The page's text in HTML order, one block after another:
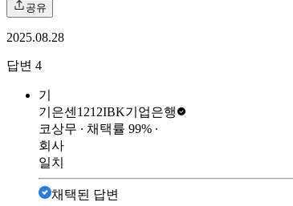
공유
2025.08.28
답변 4
기
기은센1212IBK기업은행
코상무 ∙ 채택률 99% ∙
회사
일치
채택된 답변